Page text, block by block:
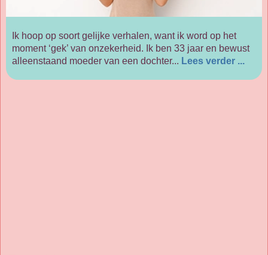
Ik hoop op soort gelijke verhalen, want ik word op het
moment ‘gek’ van onzekerheid. Ik ben 33 jaar en bewust
alleenstaand moeder van een dochter... Lees verder ...